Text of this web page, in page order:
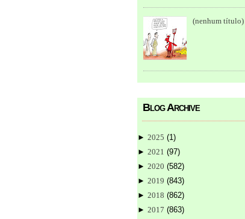
(nenhum título)
Blog Archive
► 2025 (1 )
► 2021 (97)
► 2020 (582)
► 2019 (843)
► 2018 (862)
► 2017 (863)